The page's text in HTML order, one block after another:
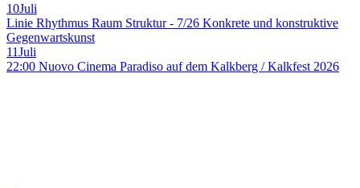
10Juli
Linie Rhythmus Raum Struktur - 7/26 Konkrete und konstruktive
Gegenwartskunst
11Juli
22:00 Nuovo Cinema Paradiso auf dem Kalkberg / Kalkfest 2026